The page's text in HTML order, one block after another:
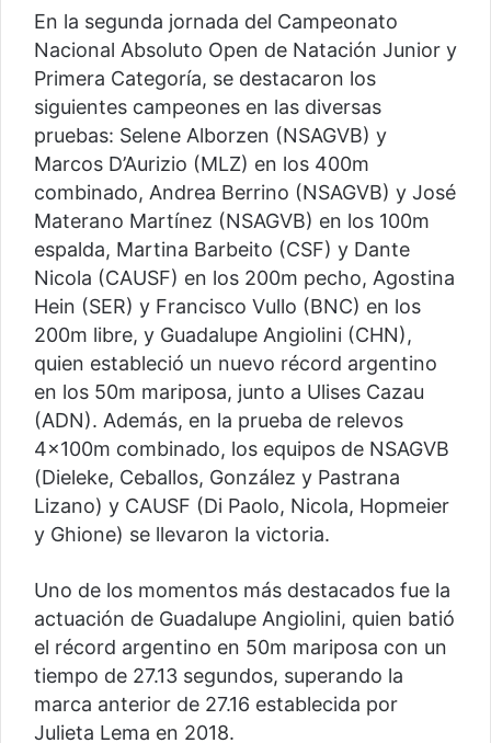
En la segunda jornada del Campeonato
Nacional Absoluto Open de Natación Junior y
Primera Categoría, se destacaron los
siguientes campeones en las diversas
pruebas: Selene Alborzen (NSAGVB) y
Marcos D’Aurizio (MLZ) en los 400m
combinado, Andrea Berrino (NSAGVB) y José
Materano Martínez (NSAGVB) en los 100m
espalda, Martina Barbeito (CSF) y Dante
Nicola (CAUSF) en los 200m pecho, Agostina
Hein (SER) y Francisco Vullo (BNC) en los
200m libre, y Guadalupe Angiolini (CHN),
quien estableció un nuevo récord argentino
en los 50m mariposa, junto a Ulises Cazau
(ADN). Además, en la prueba de relevos
4×100m combinado, los equipos de NSAGVB
(Dieleke, Ceballos, González y Pastrana
Lizano) y CAUSF (Di Paolo, Nicola, Hopmeier
y Ghione) se llevaron la victoria.
Uno de los momentos más destacados fue la
actuación de Guadalupe Angiolini, quien batió
el récord argentino en 50m mariposa con un
tiempo de 27.13 segundos, superando la
marca anterior de 27.16 establecida por
Julieta Lema en 2018.